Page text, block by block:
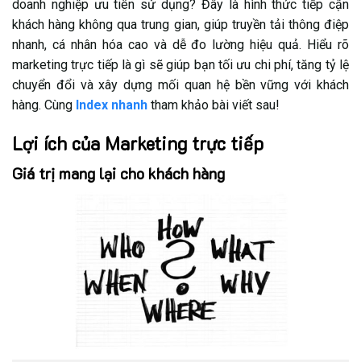
doanh nghiệp ưu tiên sử dụng? Đây là hình thức tiếp cận
khách hàng không qua trung gian, giúp truyền tải thông điệp
nhanh, cá nhân hóa cao và dễ đo lường hiệu quả. Hiểu rõ
marketing trực tiếp là gì sẽ giúp bạn tối ưu chi phí, tăng tỷ lệ
chuyển đổi và xây dựng mối quan hệ bền vững với khách
hàng. Cùng Index nhanh tham khảo bài viết sau!
Lợi ích của Marketing trực tiếp
Giá trị mang lại cho khách hàng